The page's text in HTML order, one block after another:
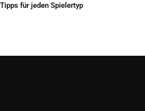
Tipps für jeden Spielertyp